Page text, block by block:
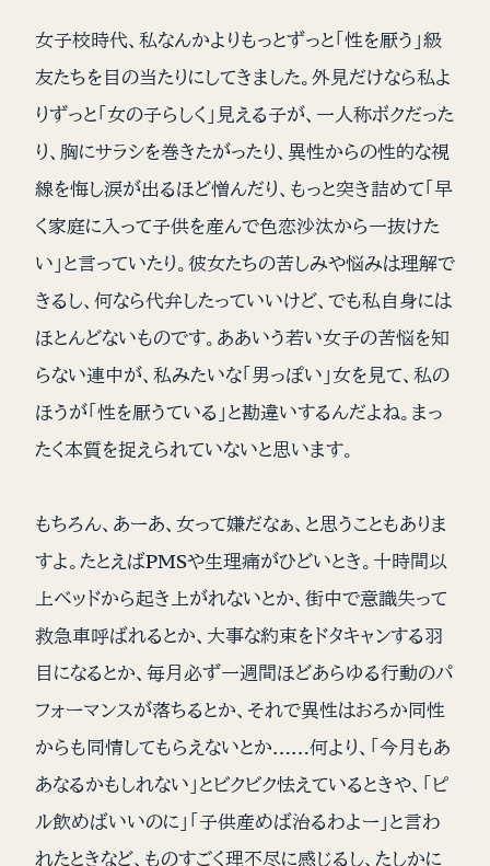
女子校時代、私なんかよりもっとずっと「性を厭う」級
友たちを目の当たりにしてきました。外見だけなら私よ
りずっと「女の子らしく」見える子が、一人称ボクだった
り、胸にサラシを巻きたがったり、異性からの性的な視
線を悔し涙が出るほど憎んだり、もっと突き詰めて「早
く家庭に入って子供を産んで色恋沙汰から一抜けた
い」と言っていたり。彼女たちの苦しみや悩みは理解で
きるし、何なら代弁したっていいけど、でも私自身には
ほとんどないものです。ああいう若い女子の苦悩を知
らない連中が、私みたいな「男っぽい」女を見て、私の
ほうが「性を厭うている」と勘違いするんだよね。まっ
たく本質を捉えられていないと思います。
もちろん、あーあ、女って嫌だなぁ、と思うこともありま
すよ。たとえばPMSや生理痛がひどいとき。十時間以
上ベッドから起き上がれないとか、街中で意識失って
救急車呼ばれるとか、大事な約束をドタキャンする羽
目になるとか、毎月必ず一週間ほどあらゆる行動のパ
フォーマンスが落ちるとか、それで異性はおろか同性
からも同情してもらえないとか……何より、「今月もあ
あなるかもしれない」とビクビク怯えているときや、「ピ
ル飲めばいいのに」「子供産めば治るわよー」と言わ
れたときなど、ものすごく理不尽に感じるし、たしかに